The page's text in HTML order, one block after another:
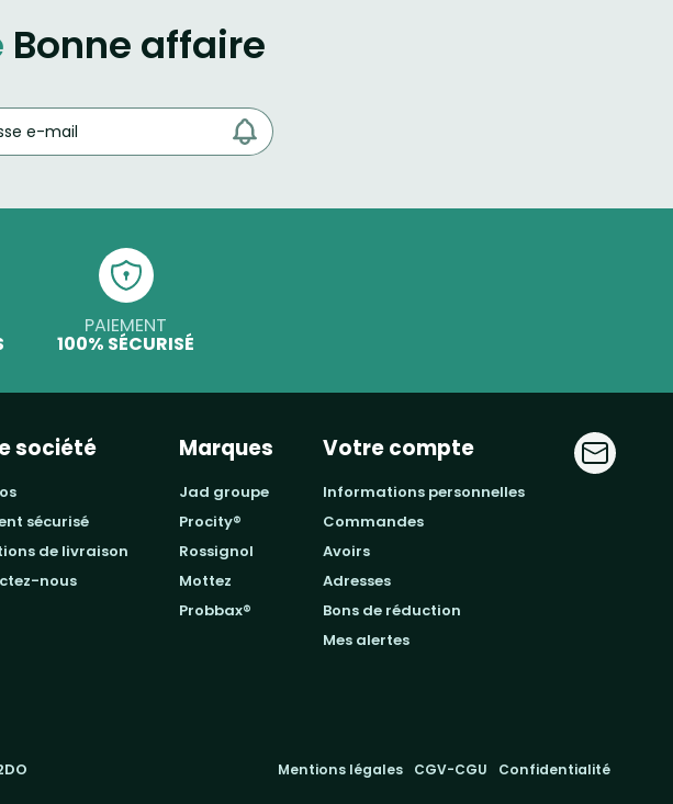
Bonne affaire
PAIEMENT
100% SÉCURISÉ
société
sécurisé
de livraison
nous
Marques
jad groupe
procity®
rossignol
mottez
probbax®
Votre compte
informations personnelles
commandes
avoirs
adresses
bons de réduction
mes alertes
Mentions légales CGV-CGU Confidentialité